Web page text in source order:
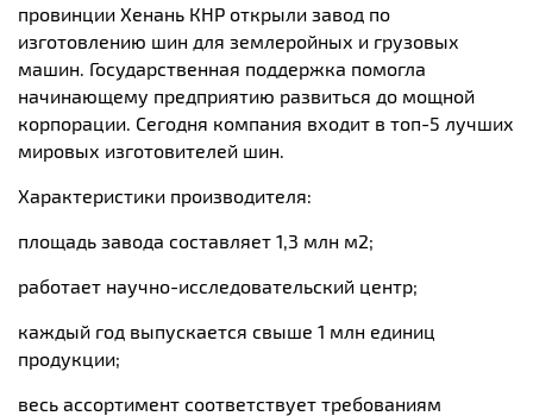
провинции Хенань КНР открыли завод по
изготовлению шин для землеройных и грузовых
машин. Государственная поддержка помогла
начинающему предприятию развиться до мощной
корпорации. Сегодня компания входит в топ-5 лучших
мировых изготовителей шин.
Характеристики производителя:
площадь завода составляет 1,3 млн м2;
работает научно-исследовательский центр;
каждый год выпускается свыше 1 млн единиц
продукции;
весь ассортимент соответствует требованиям